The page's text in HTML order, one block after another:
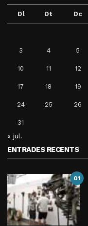
Dl Dt Dc
3 4 5
10 11 12
17 18 19
24 25 26
31
« jul.
ENTRADES RECENTS
01